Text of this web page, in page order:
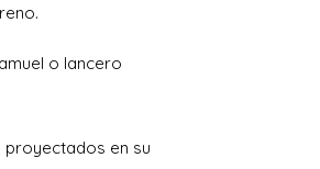
o lancero
en su